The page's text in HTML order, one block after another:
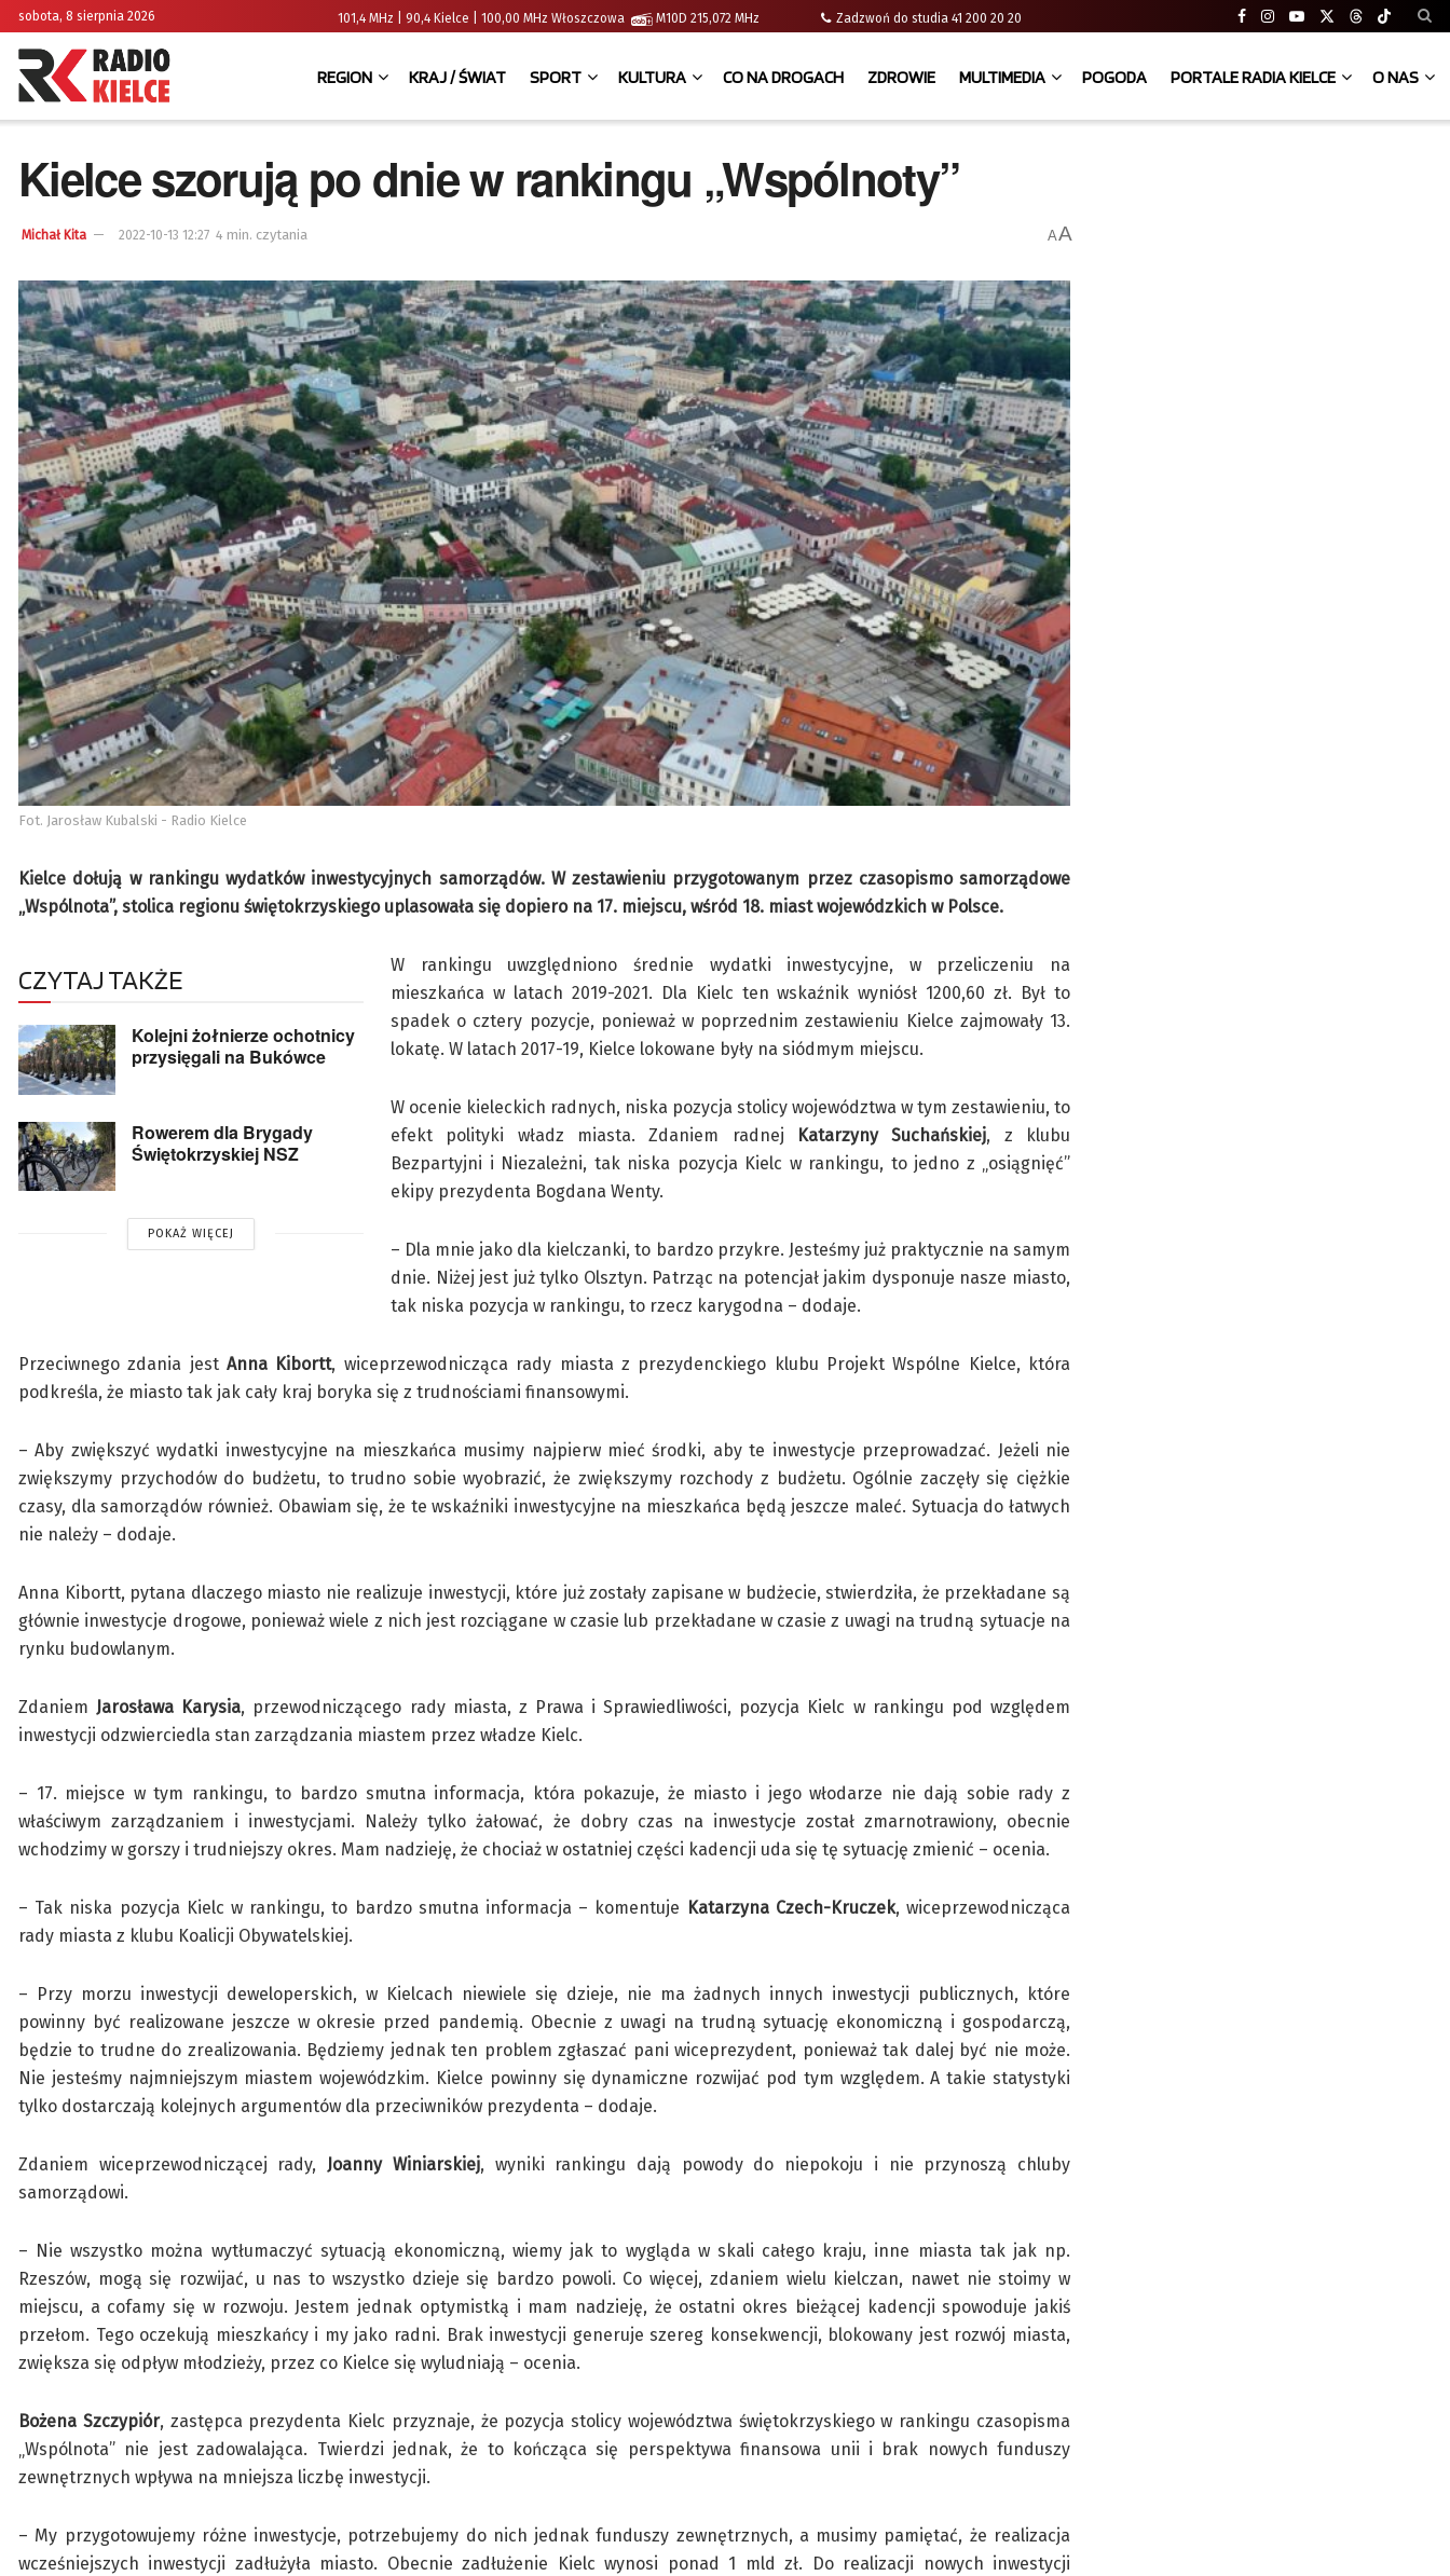
sobota, 8 sierpnia 2026 101,4 MHz | 90,4 Kielce | 100,00 MHz Włoszczowa M10D 215,072 MHz Zadzwoń do studia 41 200 20 20
REGION KRAJ / ŚWIAT SPORT KULTURA CO NA DROGACH ZDROWIE MULTIMEDIA POGODA PORTALE RADIA KIELCE O NAS
Kielce szorują po dnie w rankingu „Wspólnoty”
Michał Kita 2022-10-13 12:27 4 min. czytania AA
Fot. Jarosław Kubalski - Radio Kielce
Kielce dołują w rankingu wydatków inwestycyjnych samorządów. W zestawieniu przygotowanym przez czasopismo samorządowe
„Wspólnota”, stolica regionu świętokrzyskiego uplasowała się dopiero na 17. miejscu, wśród 18. miast wojewódzkich w Polsce.
CZYTAJ TAKŻE
Kolejni żołnierze ochotnicy
przysięgali na Bukówce
Rowerem dla Brygady
Świętokrzyskiej NSZ
POKAŻ WIĘCEJ
W rankingu uwzględniono średnie wydatki inwestycyjne, w przeliczeniu na
mieszkańca w latach 2019-2021. Dla Kielc ten wskaźnik wyniósł 1200,60 zł. Był to
spadek o cztery pozycje, ponieważ w poprzednim zestawieniu Kielce zajmowały 13.
lokatę. W latach 2017-19, Kielce lokowane były na siódmym miejscu.
W ocenie kieleckich radnych, niska pozycja stolicy województwa w tym zestawieniu, to
efekt polityki władz miasta. Zdaniem radnej
Katarzyny Suchańskiej, z klubu
Bezpartyjni i Niezależni, tak niska pozycja Kielc w rankingu, to jedno z „osiągnięć”
ekipy prezydenta Bogdana Wenty.
– Dla mnie jako dla kielczanki, to bardzo przykre. Jesteśmy już praktycznie na samym
dnie. Niżej jest już tylko Olsztyn. Patrząc na potencjał jakim dysponuje nasze miasto,
tak niska pozycja w rankingu, to rzecz karygodna – dodaje.
Przeciwnego zdania jestAnna Kibortt, wiceprzewodnicząca rady miasta z prezydenckiego klubu Projekt Wspólne Kielce, która
podkreśla, że miasto tak jak cały kraj boryka się z trudnościami finansowymi.
– Aby zwiększyć wydatki inwestycyjne na mieszkańca musimy najpierw mieć środki, aby te inwestycje przeprowadzać. Jeżeli nie
zwiększymy przychodów do budżetu, to trudno sobie wyobrazić, że zwiększymy rozchody z budżetu. Ogólnie zaczęły się ciężkie
czasy, dla samorządów również. Obawiam się, że te wskaźniki inwestycyjne na mieszkańca będą jeszcze maleć. Sytuacja do łatwych
nie należy – dodaje.
Anna Kibortt, pytana dlaczego miasto nie realizuje inwestycji, które już zostały zapisane w budżecie, stwierdziła, że przekładane są
głównie inwestycje drogowe, ponieważ wiele z nich jest rozciągane w czasie lub przekładane w czasie z uwagi na trudną sytuacje na
rynku budowlanym.
Zdaniem Jarosława Karysia, przewodniczącego rady miasta, z Prawa i Sprawiedliwości, pozycja Kielc w rankingu pod względem
inwestycji odzwierciedla stan zarządzania miastem przez władze Kielc.
– 17. miejsce w tym rankingu, to bardzo smutna informacja, która pokazuje, że miasto i jego włodarze nie dają sobie rady z
właściwym zarządzaniem i inwestycjami. Należy tylko żałować, że dobry czas na inwestycje został zmarnotrawiony, obecnie
wchodzimy w gorszy i trudniejszy okres. Mam nadzieję, że chociaż w ostatniej części kadencji uda się tę sytuację zmienić – ocenia.
– Tak niska pozycja Kielc w rankingu, to bardzo smutna informacja – komentuje Katarzyna Czech-Kruczek, wiceprzewodnicząca
rady miasta z klubu Koalicji Obywatelskiej.
– Przy morzu inwestycji deweloperskich, w Kielcach niewiele się dzieje, nie ma żadnych innych inwestycji publicznych, które
powinny być realizowane jeszcze w okresie przed pandemią. Obecnie z uwagi na trudną sytuację ekonomiczną i gospodarczą,
będzie to trudne do zrealizowania. Będziemy jednak ten problem zgłaszać pani wiceprezydent, ponieważ tak dalej być nie może.
Nie jesteśmy najmniejszym miastem wojewódzkim. Kielce powinny się dynamiczne rozwijać pod tym względem. A takie statystyki
tylko dostarczają kolejnych argumentów dla przeciwników prezydenta – dodaje.
Zdaniem wiceprzewodniczącej rady, Joanny Winiarskiej, wyniki rankingu dają powody do niepokoju i nie przynoszą chluby
samorządowi.
– Nie wszystko można wytłumaczyć sytuacją ekonomiczną, wiemy jak to wygląda w skali całego kraju, inne miasta tak jak np.
Rzeszów, mogą się rozwijać, u nas to wszystko dzieje się bardzo powoli. Co więcej, zdaniem wielu kielczan, nawet nie stoimy w
miejscu, a cofamy się w rozwoju. Jestem jednak optymistką i mam nadzieję, że ostatni okres bieżącej kadencji spowoduje jakiś
przełom. Tego oczekują mieszkańcy i my jako radni. Brak inwestycji generuje szereg konsekwencji, blokowany jest rozwój miasta,
zwiększa się odpływ młodzieży, przez co Kielce się wyludniają – ocenia.
Bożena Szczypiór, zastępca prezydenta Kielc przyznaje, że pozycja stolicy województwa świętokrzyskiego w rankingu czasopisma
„Wspólnota” nie jest zadowalająca. Twierdzi jednak, że to kończąca się perspektywa finansowa unii i brak nowych funduszy
zewnętrznych wpływa na mniejsza liczbę inwestycji.
– My przygotowujemy różne inwestycje, potrzebujemy do nich jednak funduszy zewnętrznych, a musimy pamiętać, że realizacja
wcześniejszych inwestycji zadłużyła miasto. Obecnie zadłużenie Kielc wynosi ponad 1 mld zł. Do realizacji nowych inwestycji